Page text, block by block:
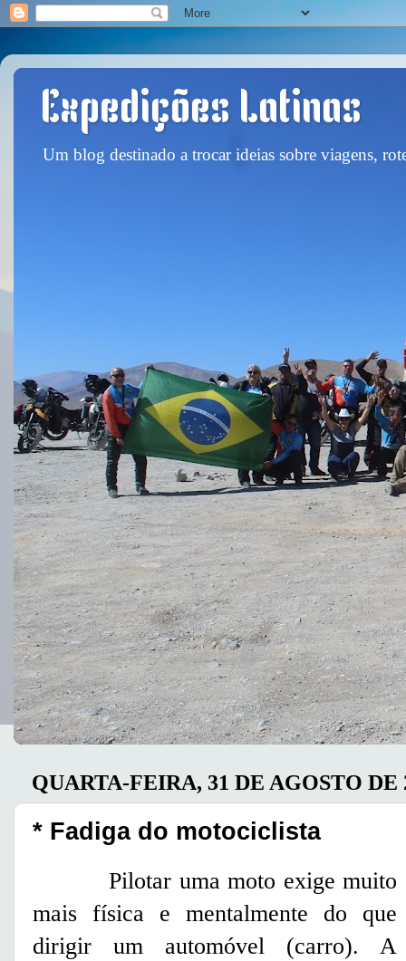
Expedições Latinas
Um blog destinado a trocar ideias sobre viagens,
QUARTA-FEIRA, 31 DE AGOSTO DE
* Fadiga do motociclista
Pilotar uma moto exige muito
mais física e mentalmente do que
dirigir um automóvel (carro). A